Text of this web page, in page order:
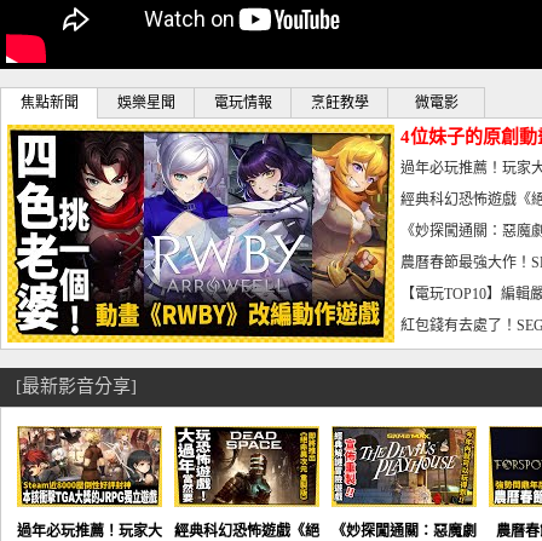
焦點新聞 娛樂星聞 電玩情報 烹飪教學 微電影
4位妹子的原創
曝光_電玩宅速配
過年必玩推薦！玩家
宅速配20230126
經典科幻恐怖遊戲《
懼體驗-電玩宅速配
《妙探闖通關：惡
到!!-電玩宅速配
農曆春節最強大作！
電玩宅速配20230123
【電玩TOP10】編
了，封面圖直接雷你
紅包錢有去處了！
宅速配20230119
[最新影音分享]
過年必玩推薦！玩家大
經典科幻恐怖遊戲《絕
《妙探闖通關：惡魔劇
農曆